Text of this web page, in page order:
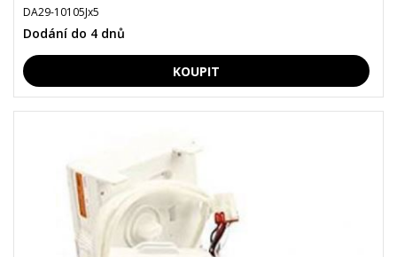
DA29-10105Jx5
Dodání do 4 dnů